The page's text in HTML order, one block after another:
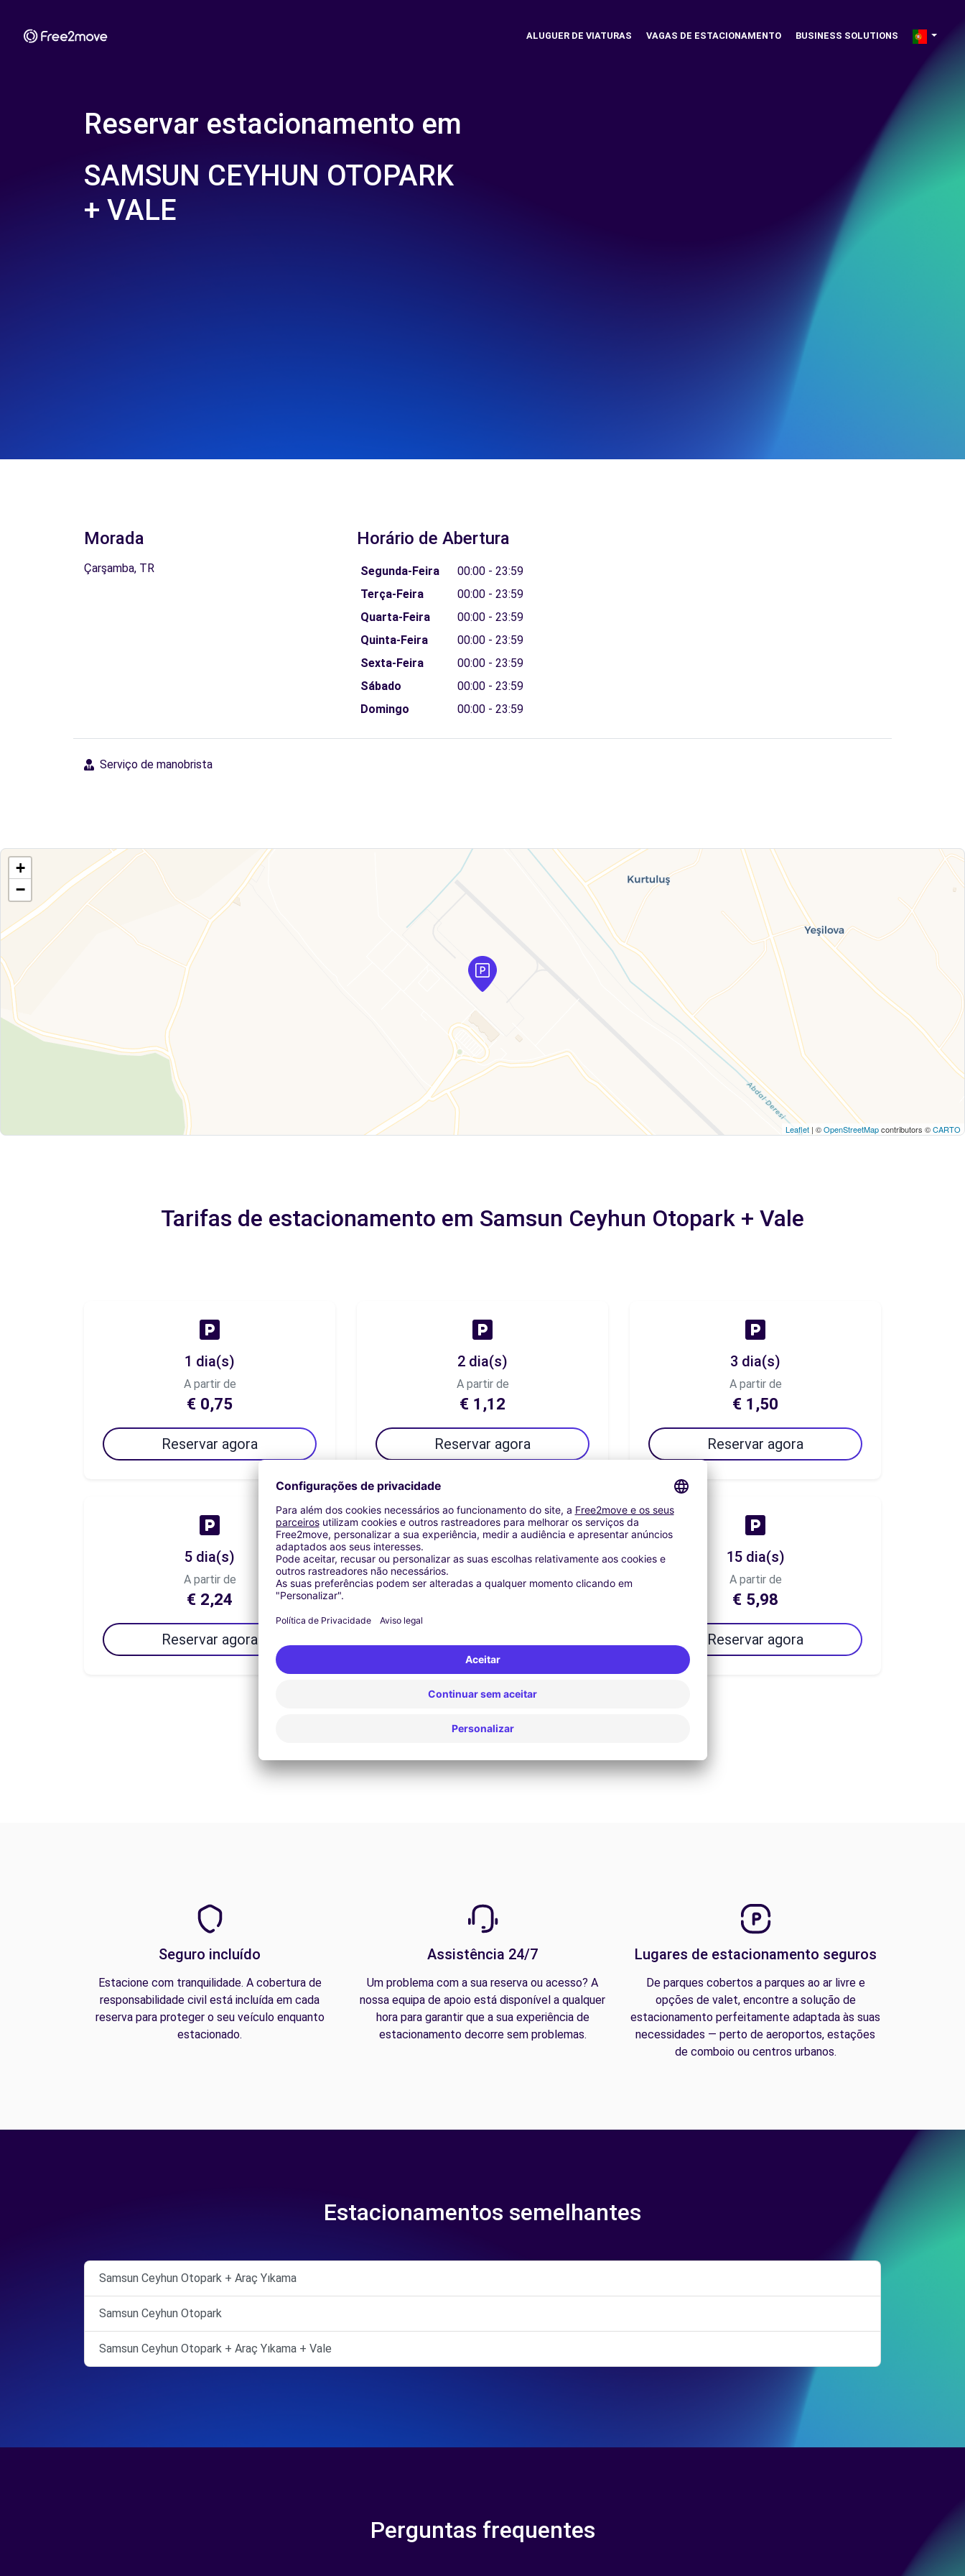
ALUGUER DE VIATURAS VAGAS DE ESTACIONAMENTO BUSINESS SOLUTIONS
Reservar estacionamento em
SAMSUN CEYHUN OTOPARK
+ VALE
Morada
Çarşamba, TR
Horário de Abertura
Segunda-Feira
00:00 - 23:59
Terça-Feira
00:00 - 23:59
Quarta-Feira
00:00 - 23:59
Quinta-Feira
00:00 - 23:59
Sexta-Feira
00:00 - 23:59
Sábado
00:00 - 23:59
Domingo
00:00 - 23:59
Serviço de manobrista
+
−
Leaflet | ©OpenStreetMapcontributors ©CARTO
Tarifas de estacionamento em Samsun Ceyhun Otopark + Vale
1 dia(s)
A partir de
€ 0,75
Reservar agora
2 dia(s)
A partir de
€ 1,12
Reservar agora
3 dia(s)
A partir de
€ 1,50
Reservar agora
5 dia(s)
A partir de
€ 2,24
Reservar agora
7 dia(s)
A partir de
15 dia(s)
A partir de
€ 5,98
Reservar agora
Seguro incluído
Estacione com tranquilidade. A cobertura de
responsabilidade civil está incluída em cada
reserva para proteger o seu veículo enquanto
estacionado.
Assistência 24/7
Um problema com a sua reserva ou acesso? A
nossa equipa de apoio está disponível a qualquer
hora para garantir que a sua experiência de
estacionamento decorre sem problemas.
Lugares de estacionamento seguros
De parques cobertos a parques ao ar livre e
opções de valet, encontre a solução de
estacionamento perfeitamente adaptada às suas
necessidades — perto de aeroportos, estações
de comboio ou centros urbanos.
Estacionamentos semelhantes
Samsun Ceyhun Otopark + Araç Yıkama
Samsun Ceyhun Otopark
Samsun Ceyhun Otopark + Araç Yıkama + Vale
Perguntas frequentes